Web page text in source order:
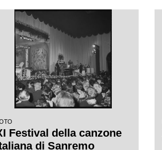
Festival della canzone
di Sanremo